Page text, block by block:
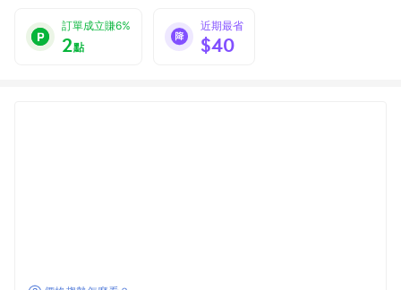
訂單成立賺6%
2點
近期最省
$40